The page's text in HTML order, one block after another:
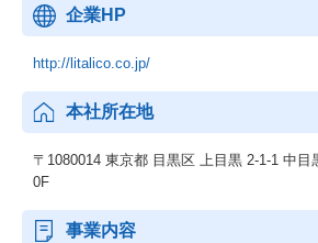
企業HP
http://litalico.co.jp/
本社所在地
〒1080014 東京都 目黒区 上目黒 2-1-1 中目
0F
事業内容